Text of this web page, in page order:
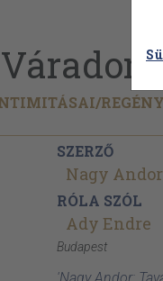
SZERZŐ
Nagy Andor
RÓLA SZÓL
Ady Endre
Budapest